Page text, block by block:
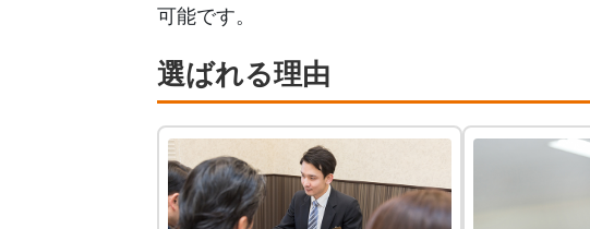
可能です。
選ばれる理由